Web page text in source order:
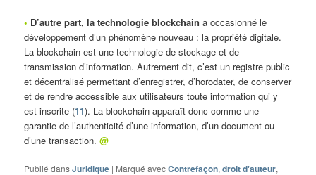
• D’autre part, la technologie blockchain a occasionné le
développement d’un phénomène nouveau : la propriété digitale.
La blockchain est une technologie de stockage et de
transmission d’information. Autrement dit, c’est un registre public
et décentralisé permettant d’enregistrer, d’horodater, de conserver
et de rendre accessible aux utilisateurs toute information qui y
est inscrite (11). La blockchain apparaît donc comme une
garantie de l’authenticité d’une information, d’un document ou
d’une transaction.@
Publié dansJuridique | Marqué avecContrefaçon,droit d'auteur,